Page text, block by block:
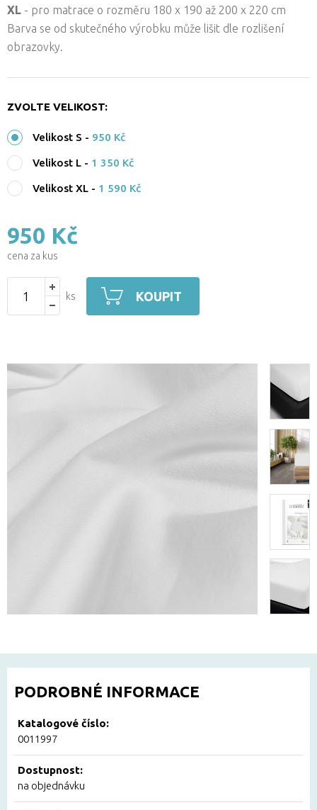
XL - pro matrace o rozměru 180 x 190 až 200 x 220 cm
Barva se od skutečného výrobku může lišit dle rozlišení
obrazovky.
ZVOLTE VELIKOST:
Velikost S - 950 Kč
Velikost L - 1 350 Kč
Velikost XL - 1 590 Kč
950 Kč
cena za kus
ks KOUPIT
PODROBNÉ INFORMACE
Katalogové číslo:
0011997
Dostupnost:
na objednávku